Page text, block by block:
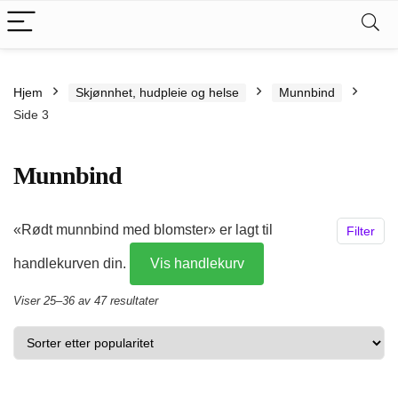
Hjem Skjønnhet, hudpleie og helse
Munnbind
Side 3
Munnbind
Filter
«Rødt munnbind med blomster» er lagt til
handlekurven din. Vis handlekurv
Viser 25–36 av 47 resultaterSortert
etter